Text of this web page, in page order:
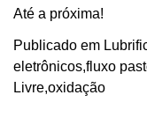
Até a próxima!
Publicado em
eletrônicos,fluxo
Livre,oxidação